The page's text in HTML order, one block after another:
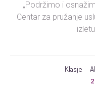
„Podržimo i
Centar za pružanje
Klasje